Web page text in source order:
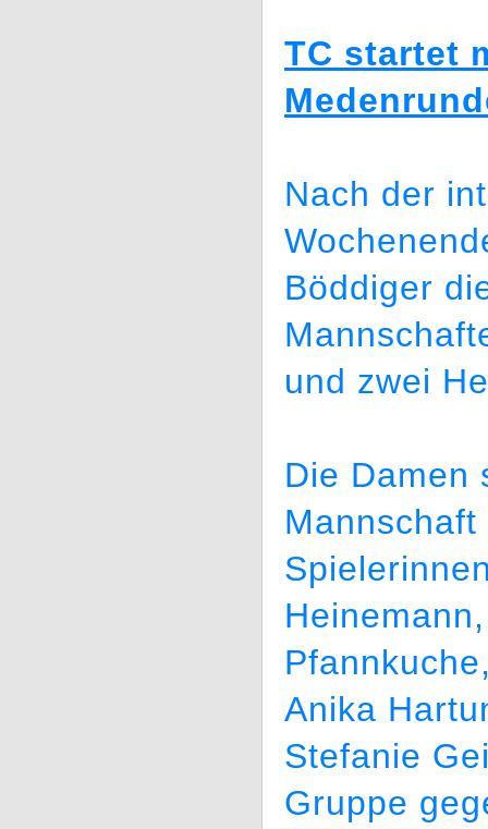
TC startet
Nach der
Böddiger
und zwei
Die Damen
Anika
Stefanie
Gruppe